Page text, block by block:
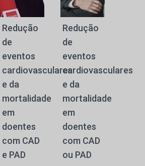
Redução
de
eventos
cardiovasculares
e da
mortalidade
em
doentes
com CAD
e PAD
Redução
de
eventos
cardiovasculares
e da
mortalidade
em
doentes
com CAD
ou PAD